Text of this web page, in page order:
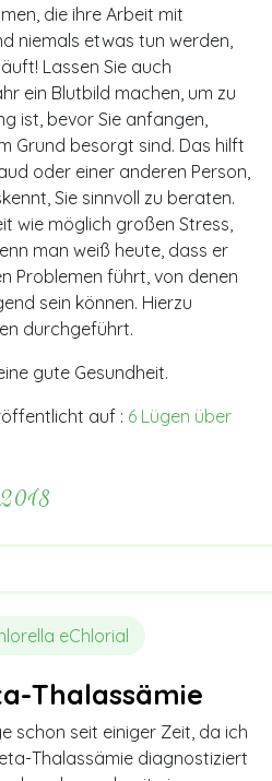
die ihre Arbeit mit
niemals etwas tun werden,
Lassen Sie auch
ein Blutbild machen, um zu
ist, bevor Sie anfangen,
Grund besorgt sind. Das hilft
oder einer anderen Person,
Sie sinnvoll zu beraten.
wie möglich großen Stress,
man weiß heute, dass er
Problemen führt, von denen
sein können. Hierzu
durchgeführt.
gute Gesundheit.
auf : 6 Lügen über
eChlorial
Thalassämie
schon seit einiger Zeit, da ich
Thalassämie diagnostiziert